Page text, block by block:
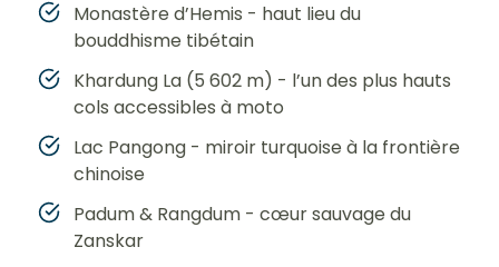
Monastère d’Hemis - haut lieu du
bouddhisme tibétain
Khardung La (5 602 m) - l’un des plus hauts
cols accessibles à moto
Lac Pangong - miroir turquoise à la frontière
chinoise
Padum & Rangdum - cœur sauvage du
Zanskar